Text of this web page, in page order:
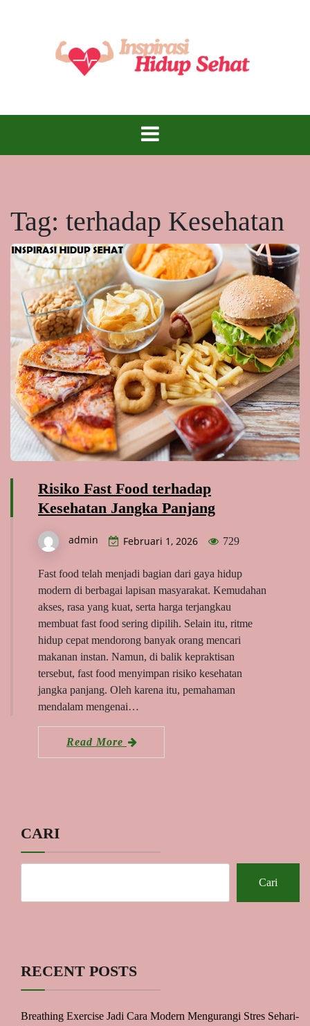
Inspirasi Hidup
Sehat
Lebih Sehat, Setiap Hari!
Tag: terhadap Kesehatan
Risiko Fast Food terhadap
Kesehatan Jangka Panjang
admin Februari 1, 2026 729
Fast food telah menjadi bagian dari gaya hidup
modern di berbagai lapisan masyarakat. Kemudahan
akses, rasa yang kuat, serta harga terjangkau
membuat fast food sering dipilih. Selain itu, ritme
hidup cepat mendorong banyak orang mencari
makanan instan. Namun, di balik kepraktisan
tersebut, fast food menyimpan risiko kesehatan
jangka panjang. Oleh karena itu, pemahaman
mendalam mengenai…
Read More
CARI
Cari
RECENT POSTS
Breathing Exercise Jadi Cara Modern Mengurangi Stres Sehari-